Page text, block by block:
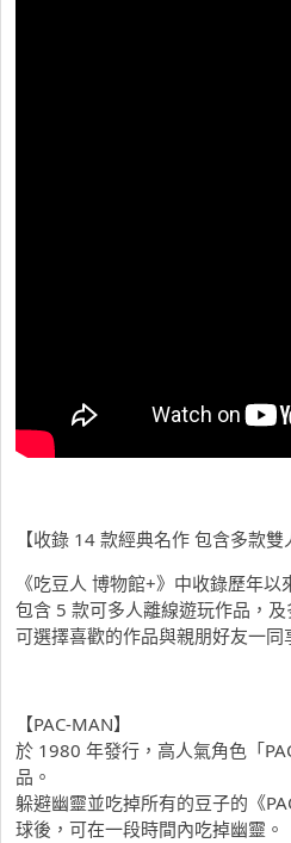
【收錄 14 款經典名作 包含多款雙
《吃豆人 博物館+》中收錄歷年
包含 5 款可多人離線遊玩作品，
可選擇喜歡的作品與親朋好友一同
【PAC-MAN】
於 1980 年發行，高人氣角色「
品。
躲避幽靈並吃掉所有的豆子的《
球後，可在一段時間內吃掉幽靈。